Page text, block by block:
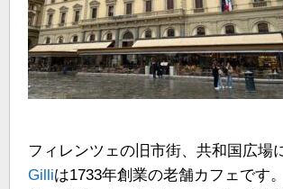
フィレンツェの旧市街、共和国広場
Gilliは1733年創業の老舗カフェです